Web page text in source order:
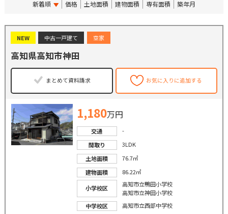
新着順 価格 土地面積 建物面積 専有面積 築年月
NEW 中古一戸建て 空家
高知県高知市神田
まとめて資料請求 お気に入りに追加する
1,180万円
交通
-
間取り
3LDK
土地面積
76.7㎡
建物面積
86.22㎡
小学校区
高知市立鴨田小学校
高知市立神田小学校
中学校区
高知市立西部中学校